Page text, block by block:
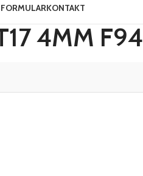
KONTAKT
4MM F94